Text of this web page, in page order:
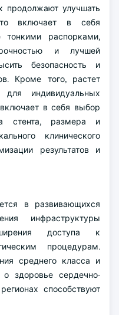
продолжают улучшать
включает в себя
тонкими распорками,
и лучшей
безопасность и
Кроме того, растет
индивидуальных
в себя выбор
стента, размера и
клинического
результатов и
в развивающихся
инфраструктуры
доступа к
процедурам.
среднего класса и
здоровье сердечно-
способствуют